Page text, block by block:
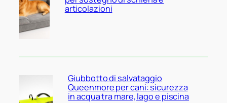
articolazioni
Giubbotto di salvataggio
Queenmore per cani: sicurezza
in acqua tra mare, lago e piscina